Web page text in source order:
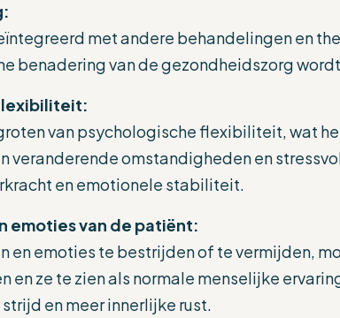
met andere behandelingen en
benadering van de gezondheidszorg
van psychologische flexibiliteit, wat
veranderende omstandigheden en
en emotionele stabiliteit.
emoties van de patiënt:
en emoties te bestrijden of te vermijden,
en ze te zien als normale menselijke
en meer innerlijke rust.